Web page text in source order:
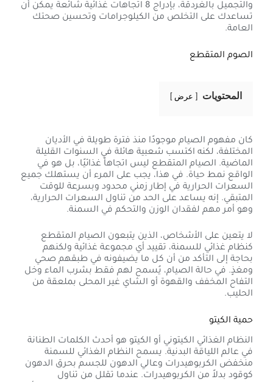
والتجميل بالغردقة، بإدراج 8 اتجاهات غذائية شائعة يمكن أن
تساعدك على التخلص من الكيلوجرامات وتحسين صحتك
العامة.
الصوم المتقطع
المحتويات عرض
كان مفهوم الصيام موجودًا منذ فترة طويلة في الأديان
المختلفة، لكنه اكتسب شعبية هائلة في السنوات القليلة
الماضية. الصيام المتقطع ليس اتجاهاً غذائيًا، بل هو في
الواقع نمط حياة. في هذا، يجب على المرء أن يستهلك جميع
السعرات الحرارية في إطار زمني محدود وبسرعة للوقت
المتبقي. إنه يساعد على الحد من تناول السعرات الحرارية،
وهو أمر مهم لفقدان الوزن والتحكم في السمنة.
لا يتعين على الأشخاص، الذين يتبعون الصيام المتقطع
كنظام غذائي للسمنة، تقييد أي مجموعة غذائية ولكنهم
بحاجة إلى التأكد من أن كل ما يضيفونه في طبقهم صحي
ومغذٍ. في حالة الصيام، يُسمح لهم فقط بشرب الماء وخل
التفاح المخفف والقهوة أو الشاي غير المحلى بملعقة من
الحليب.
حمية الكيتو
النظام الغذائي الكيتوني أو الكيتو هو أحدث الكلمات الطنانة
في عالم اللياقة البدنية. يسمح النظام الغذائي للسمنة
منخفض الكربوهيدرات وعالي الدهون للجسم بحرق الدهون
كوقود بدلاً من الكربوهيدرات. عندما تقلل من تناول